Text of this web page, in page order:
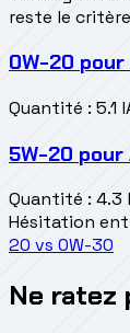
reste le
0W-20 pour
Quantité : 5.1 l
5W-20 pour
Quantité : 4.3 l
Hésitation
20 vs 0W-30
Ne ratez